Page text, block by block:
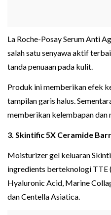
La Roche-Posay Serum Anti
salah satu senyawa aktif
tanda penuaan pada kulit.
Produk ini memberikan efek
tampilan garis halus.
memberikan kelembapan dan
3. Skintific 5X Ceramide
Moisturizer gel keluaran
ingredients berteknologi
Hyaluronic Acid, Marine
dan Centella Asiatica.